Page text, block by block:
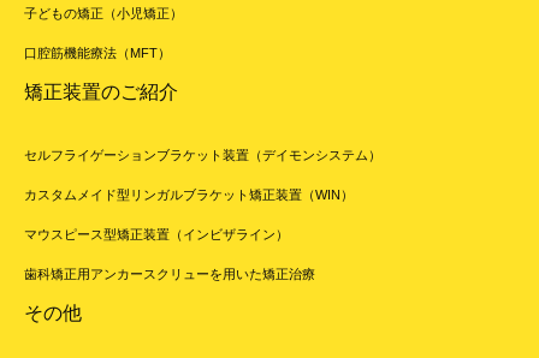
子どもの矯正（小児矯正）
口腔筋機能療法（MFT）
矯正装置のご紹介
セルフライゲーションブラケット装置（デイモンシステム）
カスタムメイド型リンガルブラケット矯正装置（WIN）
マウスピース型矯正装置（インビザライン）
歯科矯正用アンカースクリューを用いた矯正治療
その他